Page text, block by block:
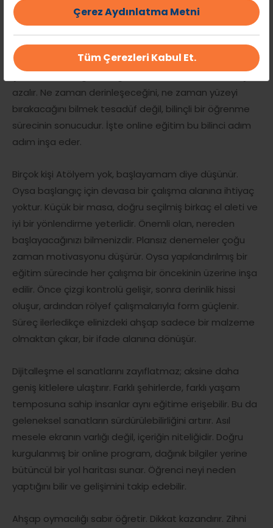
Çerez Aydınlatma Metni
Tüm Çerezleri Kabul Et.
Dijital ortam özellikle tasarım sürecinde büyük avantaj
sağlar. Motif analizi, kompozisyon kuralları, oran–orantı,
desenin ahşaba aktarımı gibi aşamalar sistemli bir
azalır. Ne zaman derinleşeceğini, ne zaman yüzeyi
bırakacağını bilmek tesadüf değil, bilinçli bir öğrenme
sürecinin sonucudur. İşte online eğitim bu bilinci adım
adım inşa eder.
Birçok kişi Atölyem yok, başlayamam diye düşünür.
Oysa başlangıç için devasa bir çalışma alanına ihtiyaç
yoktur. Küçük bir masa, doğru seçilmiş birkaç el aleti ve
iyi bir yönlendirme yeterlidir. Önemli olan, nereden
başlayacağınızı bilmenizdir. Plansız denemeler çoğu
zaman motivasyonu düşürür. Oysa yapılandırılmış bir
eğitim sürecinde her çalışma bir öncekinin üzerine inşa
edilir. Önce çizgi kontrolü gelişir, sonra derinlik hissi
oluşur, ardından rölyef çalışmalarıyla form güçlenir.
Süreç ilerledikçe elinizdeki ahşap sadece bir malzeme
olmaktan çıkar, bir ifade alanına dönüşür.
Dijitalleşme el sanatlarını zayıflatmaz; aksine daha
geniş kitlelere ulaştırır. Farklı şehirlerde, farklı yaşam
temposuna sahip insanlar aynı eğitime erişebilir. Bu da
geleneksel sanatların sürdürülebilirliğini artırır. Asıl
mesele ekranın varlığı değil, içeriğin niteliğidir. Doğru
kurgulanmış bir online program, dağınık bilgiler yerine
bütüncül bir yol haritası sunar. Öğrenci neyi neden
yaptığını bilir ve gelişimini takip edebilir.
Ahşap oymacılığı sabır öğretir. Dikkat kazandırır. Zihni